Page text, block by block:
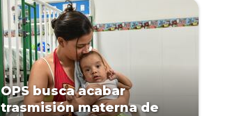
OPS busca acabar
trasmisión materna de